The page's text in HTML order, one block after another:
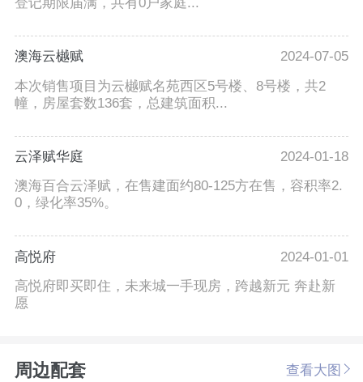
澳海云樾赋
2024-07-05
本次销售项目为云樾赋名苑西区5号楼、8号楼，共2
幢，房屋套数136套，总建筑面积...
云泽赋华庭
2024-01-18
澳海百合云泽赋，在售建面约80-125方在售，容积率2.
0，绿化率35%。
高悦府
2024-01-01
高悦府即买即住，未来城一手现房，跨越新元 奔赴新
愿
周边配套 查看大图